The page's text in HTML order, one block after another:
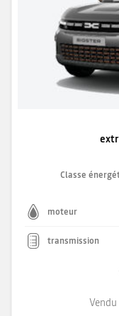
Classe
moteur
transmission